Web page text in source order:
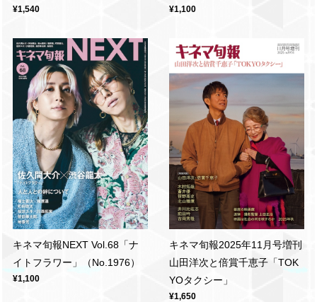
¥1,540 ¥1,100
キネマ旬報NEXT Vol.68「ナ
イトフラワー」（No.1976）
¥1,100
キネマ旬報2025年11月号増刊
山田洋次と倍賞千恵子「TOK
YOタクシー」
¥1,650